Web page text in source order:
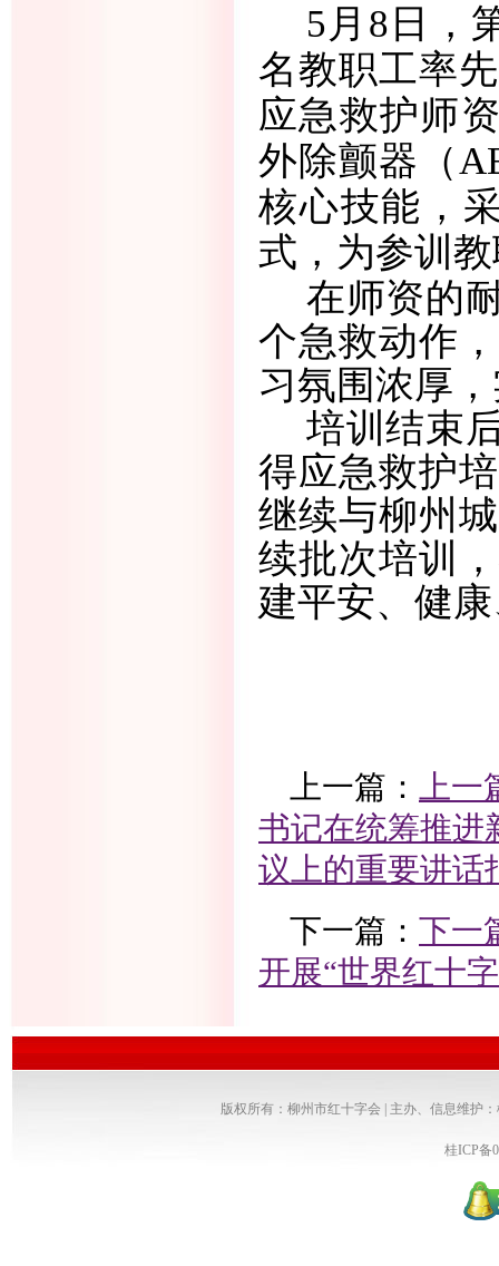
5月8日，
名教职工率
应急救护师
外除颤器（
核心技能，
式，为参训
在师资的
个急救动作
习氛围浓厚
培训结束
得应急救护
继续与柳州
续批次培训
建平安、健
上一篇：
上
书记在统筹推进
议上的重要讲话
下一篇： 下一
开展“世界红十
版权所有：柳州市红十字会 | 主办、信息维护
桂ICP备